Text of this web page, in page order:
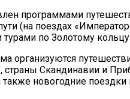
программами
(на поездах
по Золотому
организуются
Скандинавии и
новогодние